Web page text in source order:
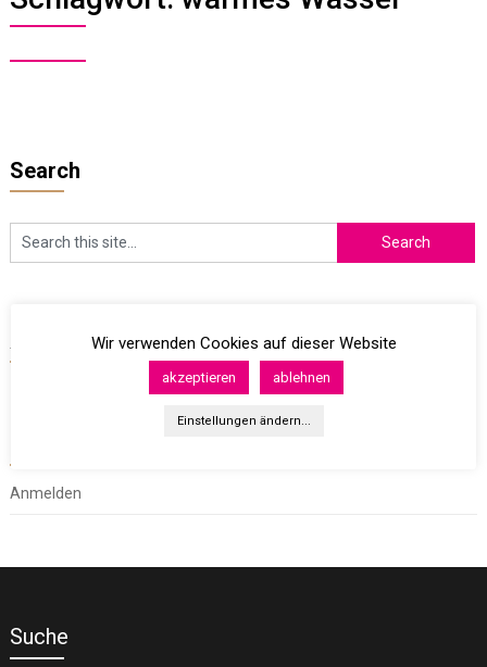
Search
Archives
Anmelden
Suche
Wir verwenden Cookies auf dieser Website
akzeptieren ablehnen
Einstellungen ändern...